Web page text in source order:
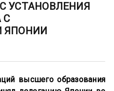
УСТАНОВЛЕНИЯ
С
ЯПОНИИ
высшего образования